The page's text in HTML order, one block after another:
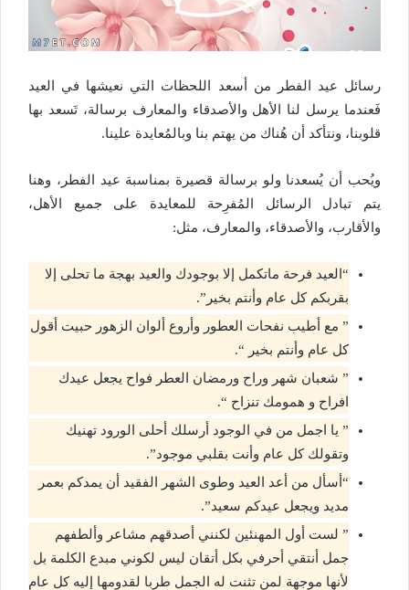
رسائل عيد الفطر من أسعد اللحظات التي نعيشها في العيد
فَعندما يرسل لنا الأهل والأصدقاء والمعارف برسالة، تَسعد بها
قلوبنا، ونتأكد أن هُناك من يهتم بنا وبالمُعايدة علينا.
ويُحب أن يُسعدنا ولو برسالة قصيرة بمناسبة عيد الفطر، وهنا
يتم تبادل الرسائل المُفرِحة للمعايدة على جميع الأهل،
والأقارب، والأصدقاء، والمعارف، مثل:
“العيد فرحة ماتكمل إلا بوجودك والعيد بهجة ما تحلى إلا
بقربكم كل عام وأنتم بخير”.
” مع أطيب نفحات العطور وأروع ألوان الزهور حبيت أقول
كل عام وأنتم بخير “.
” شعبان شهر وراح ورمضان العطر فواح يجعل عيدك
افراح و همومك تنزاح “.
” يا اجمل من في الوجود أرسلك أحلى الورود تهنيك
وتقولك كل عام وأنت بقلبي موجود”.
“أسأل من أعد العيد وطوى الشهر الفقيد أن يمدكم بعمر
مديد ويجعل عيدكم سعيد”.
” لست أول المهنئين لكنني أصدقهم مشاعر وألطفهم
جمل أنتقي أحرفي بكل أتقان ليس لكوني مبدع الكلمة بل
لأنها موجهة لمن تثنت له الجمل طربا لقدومها إليه كل عام